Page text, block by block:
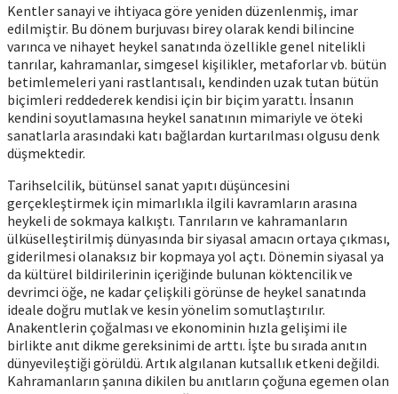
Kentler sanayi ve ihtiyaca göre yeniden düzenlenmiş, imar
edilmiştir. Bu dönem burjuvası birey olarak kendi bilincine
varınca ve nihayet heykel sanatında özellikle genel nitelikli
tanrılar, kahramanlar, simgesel kişilikler, metaforlar vb. bütün
betimlemeleri yani rastlantısalı, kendinden uzak tutan bütün
biçimleri reddederek kendisi için bir biçim yarattı. İnsanın
kendini soyutlamasına heykel sanatının mimariyle ve öteki
sanatlarla arasındaki katı bağlardan kurtarılması olgusu denk
düşmektedir.
Tarihselcilik, bütünsel sanat yapıtı düşüncesini
gerçekleştirmek için mimarlıkla ilgili kavramların arasına
heykeli de sokmaya kalkıştı. Tanrıların ve kahramanların
ülküselleştirilmiş dünyasında bir siyasal amacın ortaya çıkması,
giderilmesi olanaksız bir kopmaya yol açtı. Dönemin siyasal ya
da kültürel bildirilerinin içeriğinde bulunan köktencilik ve
devrimci öğe, ne kadar çelişkili görünse de heykel sanatında
ideale doğru mutlak ve kesin yönelim somutlaştırılır.
Anakentlerin çoğalması ve ekonominin hızla gelişimi ile
birlikte anıt dikme gereksinimi de arttı. İşte bu sırada anıtın
dünyevileştiği görüldü. Artık algılanan kutsallık etkeni değildi.
Kahramanların şanına dikilen bu anıtların çoğuna egemen olan